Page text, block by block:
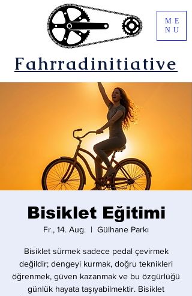
Fahrradinitiative
ME
NU
Bisiklet Eğitimi
Fr., 14. Aug.
  |
Gülhane Parkı
Bisiklet sürmek sadece pedal çevirmek
değildir; dengeyi kurmak, doğru teknikleri
öğrenmek, güven kazanmak ve bu özgürlüğü
günlük hayata taşıyabilmektir. Bisiklet